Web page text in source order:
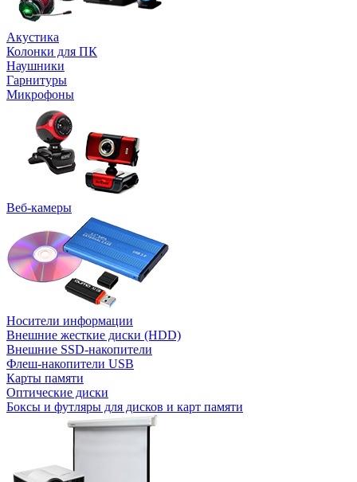
Акустика
Колонки для ПК
Наушники
Гарнитуры
Микрофоны
Веб-камеры
Носители информации
Внешние жесткие диски (HDD)
Внешние SSD-накопители
Флеш-накопители USB
Карты памяти
Оптические диски
Боксы и футляры для дисков и карт памяти